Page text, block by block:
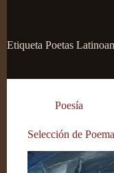
Etiqueta Poetas
Poesía
Selección de